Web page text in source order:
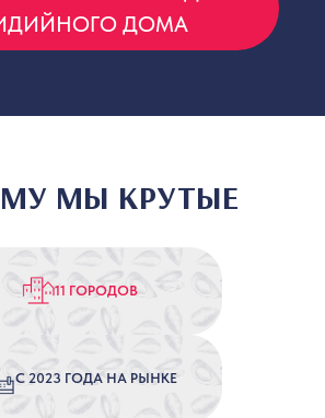
МЫ КРУТЫЕ
11 ГОРОДОВ
С 2023 ГОДА НА РЫНКЕ